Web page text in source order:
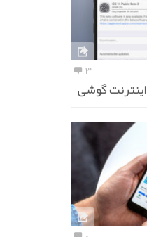
۳
گوشی